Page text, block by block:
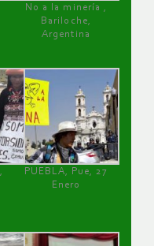
No a la minería ,
Bariloche,
Argentina
PUEBLA, Pue, 27
Enero